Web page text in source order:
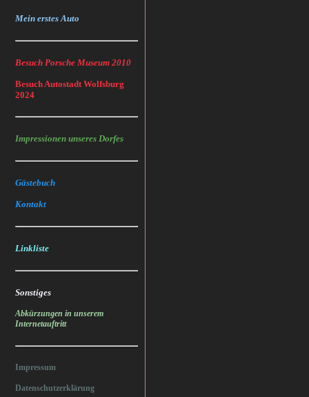
Mein erstes Auto
Besuch Porsche Museum 2010
Besuch Autostadt Wolfsburg
2024
Impressionen unseres Dorfes
Gästebuch
Kontakt
Linkliste
Sonstiges
Abkürzungen in unserem
Internetauftritt
Impressum
Datenschutzerklärung